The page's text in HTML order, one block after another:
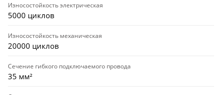
Износостойкость электрическая
5000 циклов
Износостойкость механическая
20000 циклов
Сечение гибкого подключаемого провода
35 мм²